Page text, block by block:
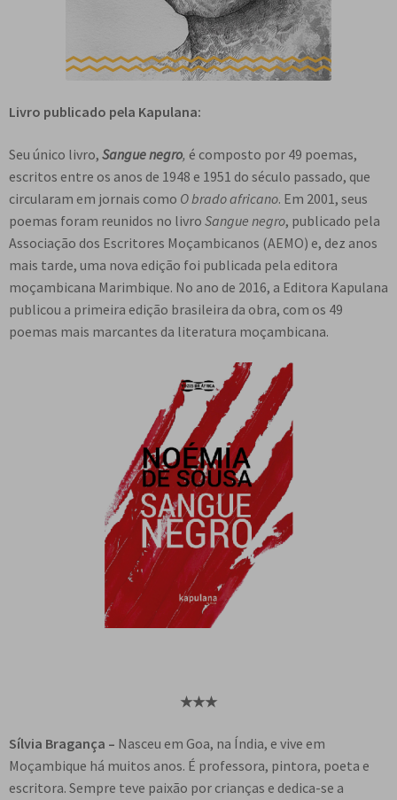
Livro publicado pela Kapulana:
Seu único livro, Sangue negro, é composto por 49 poemas,
escritos entre os anos de 1948 e 1951 do século passado, que
circularam em jornais como O brado africano. Em 2001, seus
poemas foram reunidos no livro Sangue negro, publicado pela
Associação dos Escritores Moçambicanos (AEMO) e, dez anos
mais tarde, uma nova edição foi publicada pela editora
moçambicana Marimbique. No ano de 2016, a Editora Kapulana
publicou a primeira edição brasileira da obra, com os 49
poemas mais marcantes da literatura moçambicana.
★★★
Sílvia Bragança – Nasceu em Goa, na Índia, e vive em
Moçambique há muitos anos. É professora, pintora, poeta e
escritora. Sempre teve paixão por crianças e dedica-se a